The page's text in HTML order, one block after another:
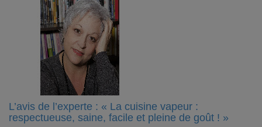
L’avis de l’experte : « La cuisine vapeur :
respectueuse, saine, facile et pleine de goût ! »